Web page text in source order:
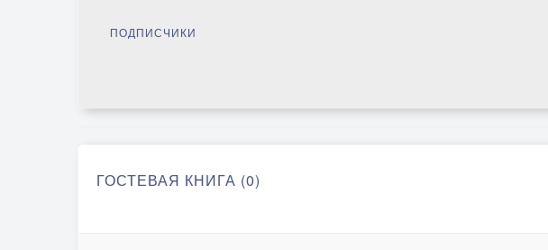
ПОДПИСЧИКИ
ГОСТЕВАЯ КНИГА (0)